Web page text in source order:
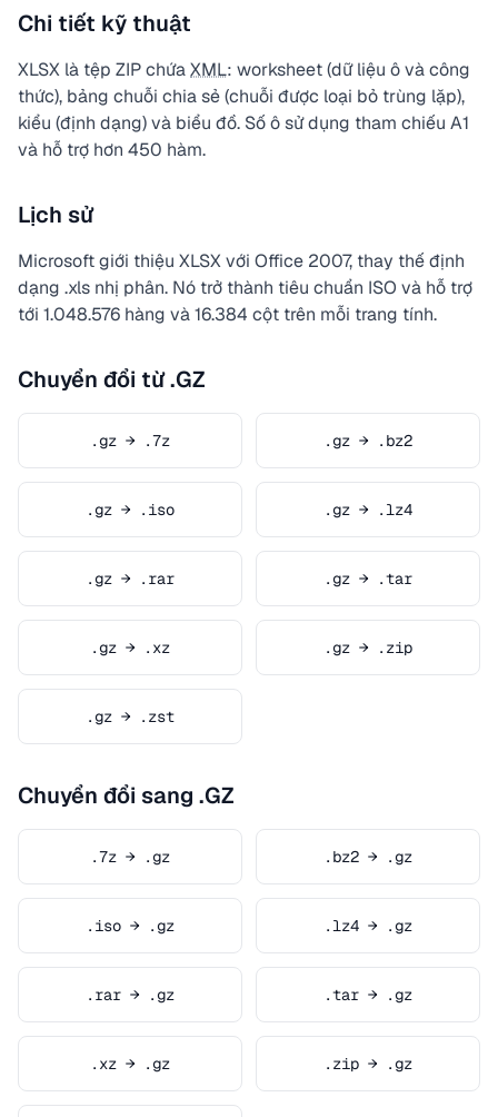
Chi tiết kỹ thuật
XLSX là tệp ZIP chứaXML: worksheet (dữ liệu ô và công
thức), bảng chuỗi chia sẻ (chuỗi được loại bỏ trùng lặp),
kiểu (định dạng) và biểu đồ. Số ô sử dụng tham chiếu A1
và hỗ trợ hơn 450 hàm.
Lịch sử
Microsoft giới thiệu XLSX với Office 2007, thay thế định
dạng .xls nhị phân. Nó trở thành tiêu chuẩn ISO và hỗ trợ
tới 1.048.576 hàng và 16.384 cột trên mỗi trang tính.
Chuyển đổi từ .GZ
.gz → .7z .gz → .bz2
.gz → .iso .gz → .lz4
.gz → .rar .gz → .tar
.gz → .xz .gz → .zip
.gz → .zst
Chuyển đổi sang .GZ
.7z → .gz .bz2 → .gz
.iso → .gz .lz4 → .gz
.rar → .gz .tar → .gz
.xz → .gz .zip → .gz